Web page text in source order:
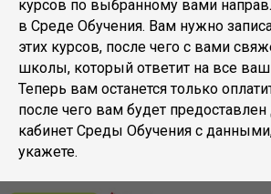
курсов по выбранному вами
в Среде Обучения. Вам нужно
этих курсов, после чего с вами
школы, который ответит на все
Теперь вам останется только
после чего вам будет
кабинет Среды Обучения с
укажете.